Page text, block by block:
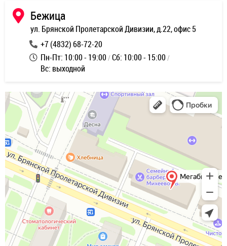
Бежица
ул. Брянской Пролетарской Дивизии, д.22, офис 5
+7 (4832) 68-72-20
Пн-Пт: 10:00 - 19:00 Сб: 10:00 - 15:00
Вс: выходной